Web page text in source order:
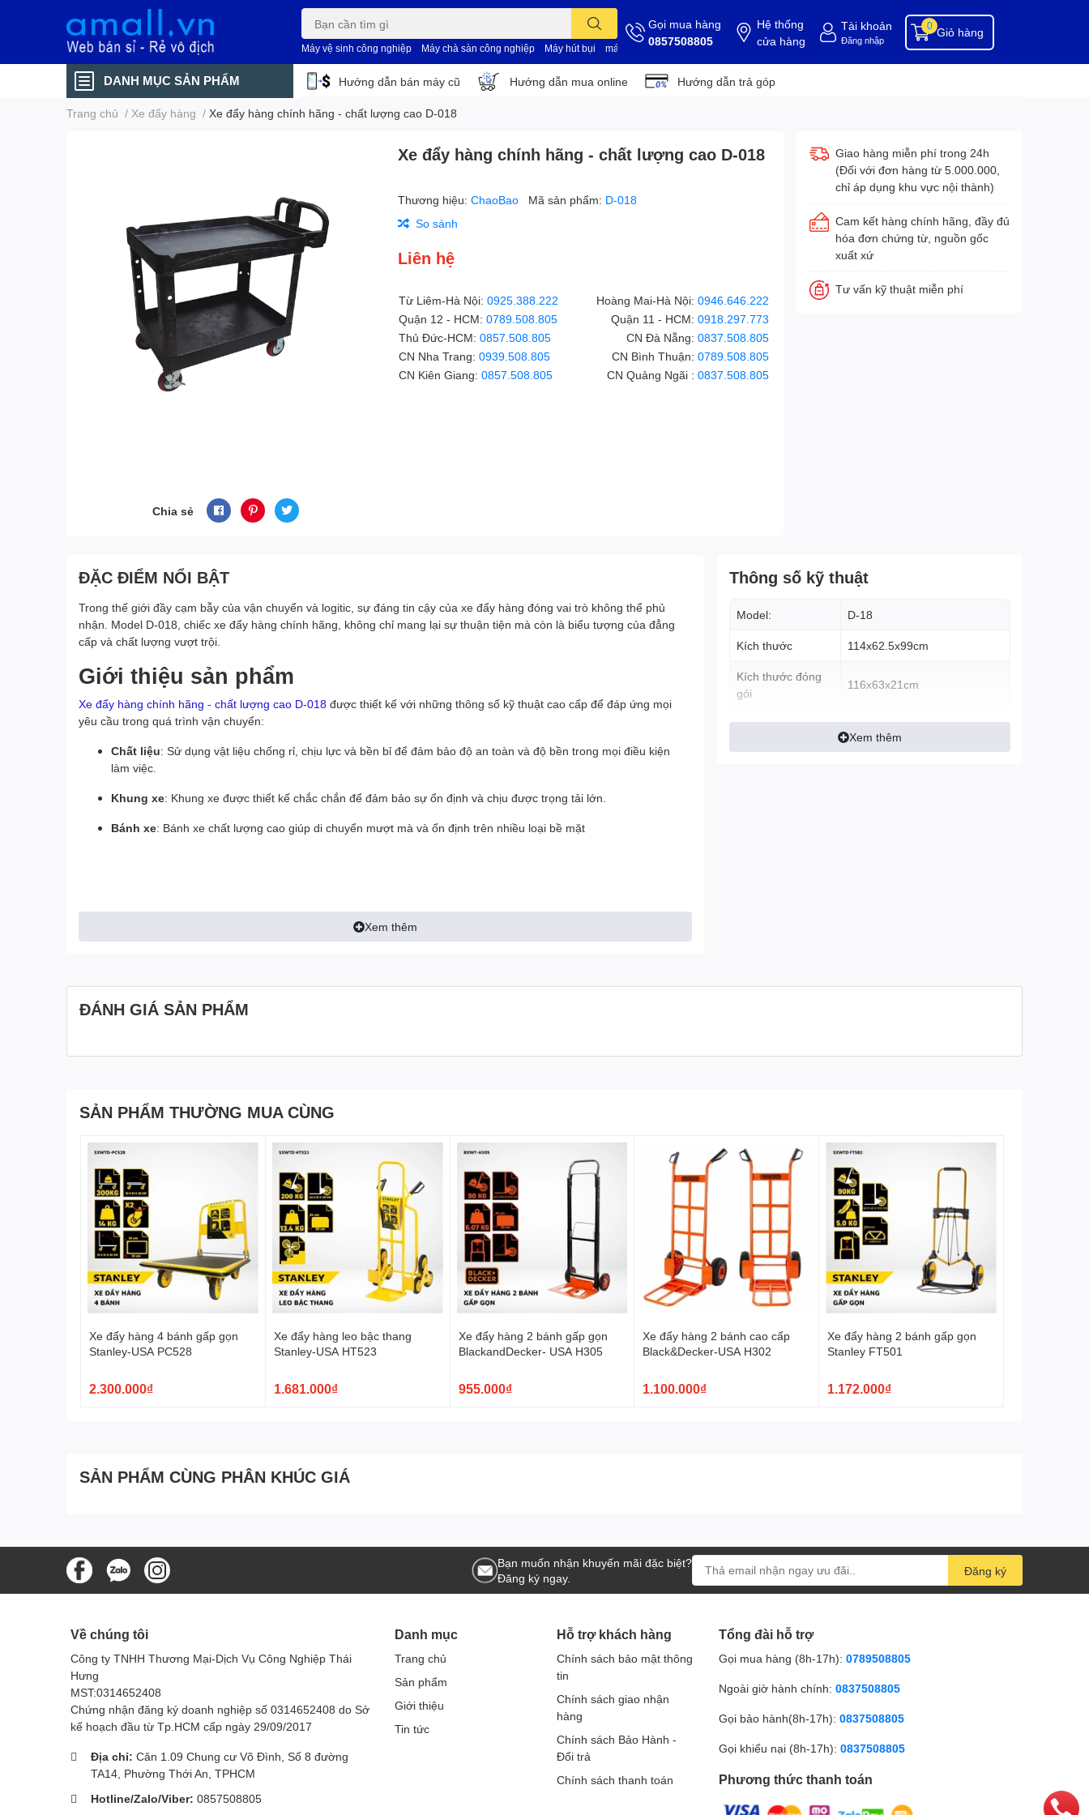
Máy vệ sinh công nghiệp Máy chà sàn công nghiệp Máy hút bụi máy vệ sinh nhà xưởng dụng cụ buồng phòng dụng cụ vệ sinh hóa chất tẩy rửa hóa chất vệ sinh
Gọi mua hàng
0857508805
Hệ thống
cửa hàng
Tài khoản
Đăng nhập
Giỏ hàng
0
DANH MỤC SẢN PHẨM Hướng dẫn bán máy cũ Hướng dẫn mua online Hướng dẫn trả góp
Trang chủ / Xe đẩy hàng / Xe đẩy hàng chính hãng - chất lượng cao D-018
Chia sẻ
Xe đẩy hàng chính hãng - chất lượng cao D-018
Thương hiệu:ChaoBao Mã sản phẩm: D-018
So sánh
Liên hệ
Từ Liêm-Hà Nội:0925.388.222 Hoàng Mai-Hà Nội:0946.646.222
Quận 12 - HCM:0789.508.805 Quận 11 - HCM:0918.297.773
Thủ Đức-HCM:0857.508.805 CN Đà Nẵng:0837.508.805
CN Nha Trang:0939.508.805 CN Bình Thuận:0789.508.805
CN Kiên Giang:0857.508.805 CN Quảng Ngãi :0837.508.805
Giao hàng miễn phí trong 24h
(Đối với đơn hàng từ 5.000.000,
chỉ áp dụng khu vực nội thành)
Cam kết hàng chính hãng, đầy đủ
hóa đơn chứng từ, nguồn gốc
xuất xứ
Tư vấn kỹ thuật miễn phí
ĐẶC ĐIỂM NỔI BẬT
Trong thế giới đầy cạm bẫy của vận chuyển và logitic, sự đáng tin cậy của xe đẩy hàng đóng vai trò không thể phủ
nhận. Model D-018, chiếc xe đẩy hàng chính hãng, không chỉ mang lại sự thuận tiện mà còn là biểu tượng của đẳng
cấp và chất lượng vượt trội.
Giới thiệu sản phẩm
Xe đẩy hàng chính hãng - chất lượng cao D-018 được thiết kế với những thông số kỹ thuật cao cấp để đáp ứng mọi
yêu cầu trong quá trình vận chuyển:
Chất liệu: Sử dụng vật liệu chống rỉ, chịu lực và bền bỉ để đảm bảo độ an toàn và độ bền trong mọi điều kiện
làm việc.
Khung xe: Khung xe được thiết kế chắc chắn để đảm bảo sự ổn định và chịu được trọng tải lớn.
Bánh xe: Bánh xe chất lượng cao giúp di chuyển mượt mà và ổn định trên nhiều loại bề mặt
và an toàn.
Bảo Dưỡng Dễ Dàng: Cấu trúc xe đẩy được thiết kế để bảo dưỡng và sửa chữa dễ dàng, giảm thiểu thời gian
ngừng hoạt động.
An Toàn và Ổn Định: Bản lề và cơ cấu an toàn giúp đảm bảo rằng hàng hóa được giữ chặt và an toàn trên
Đánh giá xe đẩy hàng D-018
Xe được chế tạo từ vật liệu chất lượng, đảm bảo độ bền và khả năng chịu lực cao.
Thiết kế chắc chắn để đảm bảo an toàn khi vận chuyển hàng hóa.
Thiết kế linh hoạt để đáp ứng nhu cầu vận chuyển hàng hóa ở nhiều môi trường khác nhau.
Hệ Thống Bánh Xe An Toàn và Điều Chỉnh:
Xem thêm
Thông số kỹ thuật
Model: D-18
Kích thước 114x62.5x99cm
Kích thước đóng
gói
116x63x21cm
Xem thêm
ĐÁNH GIÁ SẢN PHẨM
SẢN PHẨM THƯỜNG MUA CÙNG
Xe đẩy hàng 4 bánh gấp gọn
Stanley-USA PC528
2.300.000₫
Xe đẩy hàng leo bậc thang
Stanley-USA HT523
1.681.000₫
Xe đẩy hàng 2 bánh gấp gọn
BlackandDecker- USA H305
955.000₫
Xe đẩy hàng 2 bánh cao cấp
Black&Decker-USA H302
1.100.000₫
Xe đẩy hàng 2 bánh gấp gọn
Stanley FT501
1.172.000₫
SẢN PHẨM CÙNG PHÂN KHÚC GIÁ
Bạn muốn nhận khuyến mãi đặc biệt?
Đăng ký ngay.
Đăng ký
Về chúng tôi
Công ty TNHH Thương Mại-Dịch Vụ Công Nghiệp Thái
Hưng
MST:0314652408
Chứng nhận đăng ký doanh nghiệp số 0314652408 do Sở
kế hoạch đầu từ Tp.HCM cấp ngày 29/09/2017
Địa chỉ: Căn 1.09 Chung cư Võ Đình, Số 8 đường
TA14, Phường Thới An, TPHCM
Hotline/Zalo/Viber: 0857508805
Danh mục
Trang chủ
Sản phẩm
Giới thiệu
Tin tức
Hỗ trợ khách hàng
Chính sách bảo mật thông
tin
Chính sách giao nhận
hàng
Chính sách Bảo Hành -
Đổi trả
Chính sách thanh toán
Tổng đài hỗ trợ
Gọi mua hàng (8h-17h): 0789508805
Ngoài giờ hành chính: 0837508805
Gọi bảo hành(8h-17h): 0837508805
Gọi khiếu nại (8h-17h): 0837508805
Phương thức thanh toán